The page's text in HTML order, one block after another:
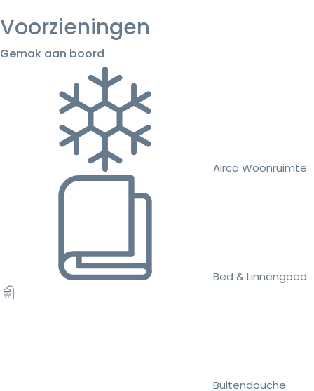
Voorzieningen
Gemak aan boord
Airco Woonruimte
Bed & Linnengoed
Buitendouche